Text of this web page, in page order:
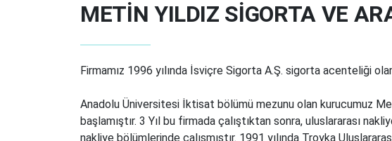
METİN YILDIZ SİGORTA VE
Firmamız 1996 yılında İsviçre Sigorta A.Ş. sigorta acenteliği
Anadolu Üniversitesi İktisat bölümü mezunu olan kurucumuz
başlamıştır. 3 Yıl bu firmada çalıştıktan sonra, uluslararası
nakliye bölümlerinde çalışmıştır. 1991 yılında Troyka